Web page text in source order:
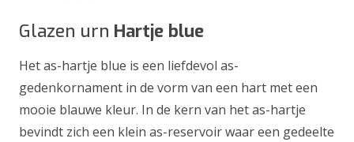
Glazen urn Hartje blue
Het as-hartje blue is een liefdevol as-
gedenkornament in de vorm van een hart met een
mooie blauwe kleur. In de kern van het as-hartje
bevindt zich een klein as-reservoir waar een gedeelte